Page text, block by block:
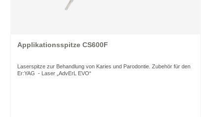
Applikationsspitze CS600F
Laserspitze zur Behandlung von Karies und Parodontie. Zubehör für den
Er:YAG - Laser „AdvErL EVO“